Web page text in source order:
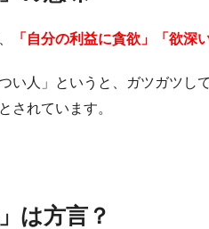
「自分の利益に貪欲」「欲深い
い人」というと、ガツガツし
されています。
は方言？